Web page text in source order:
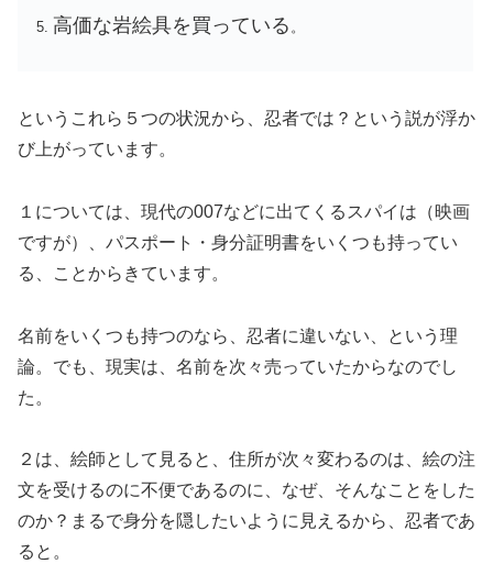
高価な岩絵具を買っている 。
というこれら５つの状況から、忍者では？という説が浮か
び上がっています。
１については、現代の007などに出てくるスパイは（映画
ですが）、パスポート・身分証明書をいくつも持ってい
る、ことからきています。
名前をいくつも持つのなら、忍者に違いない、という理
論。でも、現実は、名前を次々売っていたからなのでし
た。
２は、絵師として見ると、住所が次々変わるのは、絵の注
文を受けるのに不便であるのに、なぜ、そんなことをした
のか？まるで身分を隠したいように見えるから、忍者であ
ると。